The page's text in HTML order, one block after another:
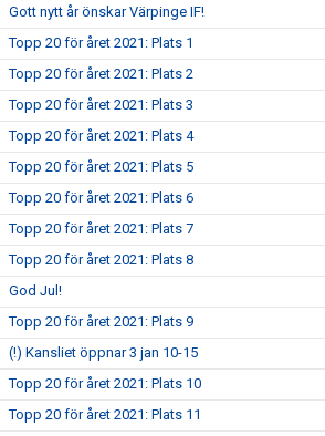
Gott nytt år önskar Värpinge IF!
Topp 20 för året 2021: Plats 1
Topp 20 för året 2021: Plats 2
Topp 20 för året 2021: Plats 3
Topp 20 för året 2021: Plats 4
Topp 20 för året 2021: Plats 5
Topp 20 för året 2021: Plats 6
Topp 20 för året 2021: Plats 7
Topp 20 för året 2021: Plats 8
God Jul!
Topp 20 för året 2021: Plats 9
(!) Kansliet öppnar 3 jan 10-15
Topp 20 för året 2021: Plats 10
Topp 20 för året 2021: Plats 11